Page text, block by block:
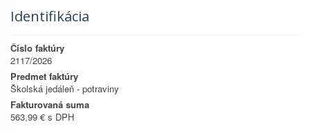
Identifikácia
Číslo faktúry
2117/2026
Predmet faktúry
Školská jedáleň - potraviny
Fakturovaná suma
563,99 € s DPH